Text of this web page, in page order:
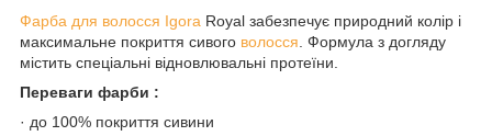
Фарба для волосся Igora Royal забезпечує природний колір і
максимальне покриття сивого волосся . Формула з догляду
містить спеціальні відновлювальні протеїни.
Переваги фарби :
· до 100% покриття сивини